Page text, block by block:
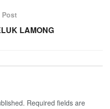
Post
LAMONG
Required fields are